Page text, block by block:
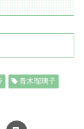
青木瑠璃子